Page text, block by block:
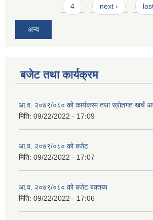
4 next ›
अन्य
बजेट तथा कार्यक्रम
आ.व. २०७९/०८० को कार्यक्रम तथा स्रोतगत खर्च
मिति: 09/22/2022 - 17:09
आ.व. २०७९/०८० को बजेट
मिति: 09/22/2022 - 17:07
आ.व. २०७९/०८० को बजेट बक्तब्य
मिति: 09/22/2022 - 17:06